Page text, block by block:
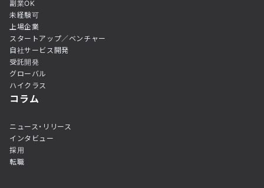
副業OK
未経験可
上場企業
スタートアップ／ベンチャー
自社サービス開発
受託開発
グローバル
ハイクラス
コラム
ニュース・リリース
インタビュー
採用
転職